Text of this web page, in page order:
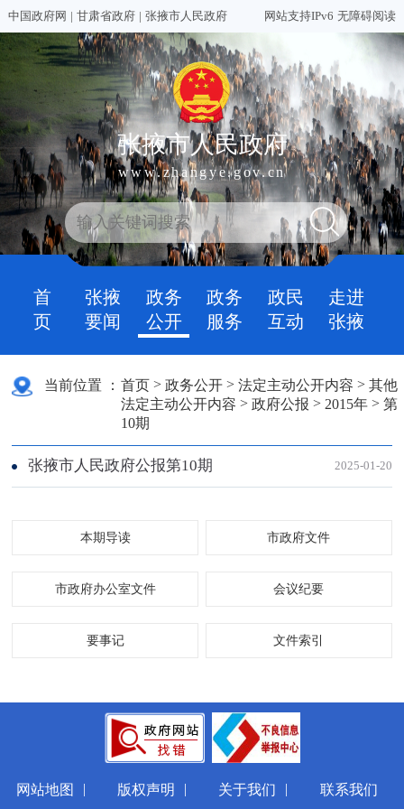
中国政府网 | 甘肃省政府 | 张掖市人民政府 网站支持IPv6 无障碍阅读
张掖市人民政府
www.zhangye.gov.cn
首
页
张掖
要闻
政务
公开
政务
服务
政民
互动
走进
张掖
当前位置 ： 首页 >政务公开 >法定主动公开内容 >其他
法定主动公开内容 >政府公报 > 2015年 >第
10期
张掖市人民政府公报第10期 2025-01-20
本期导读 市政府文件
市政府办公室文件 会议纪要
要事记 文件索引
网站地图 | 版权声明 | 关于我们 | 联系我们